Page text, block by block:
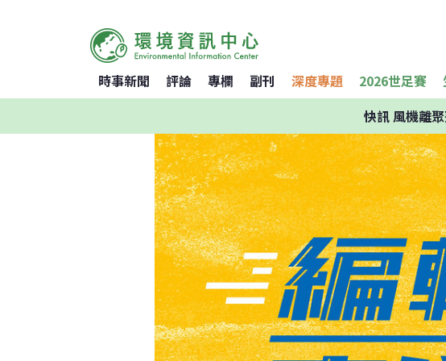
時事新聞 評論 專欄 副刊 深度專題 2026世足賽
快訊風機離